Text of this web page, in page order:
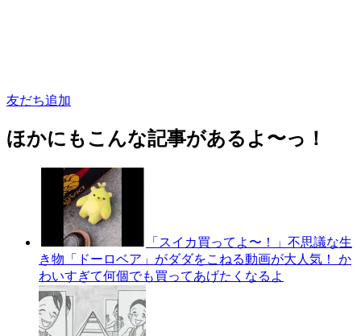
友だち追加
ほかにもこんな記事があるよ〜っ！
「スイカ買ってよ〜！」不思議な生
き物「ドーロベア」がダダをこねる動画が大人気！ か
わいすぎて何個でも買ってあげたくなるよ